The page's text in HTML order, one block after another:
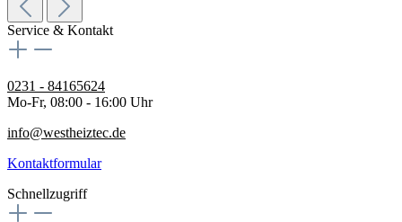
Service & Kontakt
0231 - 84165624
Mo-Fr, 08:00 - 16:00 Uhr
info@westheiztec.de
Kontaktformular
Schnellzugriff